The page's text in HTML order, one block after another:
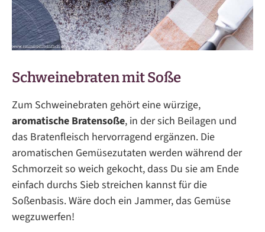
Schweinebraten mit Soße
Zum Schweinebraten gehört eine würzige,
aromatische Bratensoße, in der sich Beilagen und
das Bratenfleisch hervorragend ergänzen. Die
aromatischen Gemüsezutaten werden während der
Schmorzeit so weich gekocht, dass Du sie am Ende
einfach durchs Sieb streichen kannst für die
Soßenbasis. Wäre doch ein Jammer, das Gemüse
wegzuwerfen!